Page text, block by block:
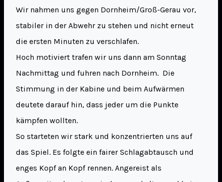
Wir nahmen uns gegen Dornheim/Groß-Gerau vor,
stabiler in der Abwehr zu stehen und nicht erneut
die ersten Minuten zu verschlafen.
Hoch motiviert trafen wir uns dann am Sonntag
Nachmittag und fuhren nach Dornheim. Die
Stimmung in der Kabine und beim Aufwärmen
deutete darauf hin, dass jeder um die Punkte
kämpfen wollten.
So starteten wir stark und konzentrierten uns auf
das Spiel. Es folgte ein fairer Schlagabtausch und
enges Kopf an Kopf rennen. Angereist als